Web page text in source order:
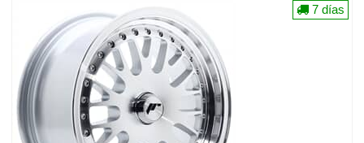
7 días